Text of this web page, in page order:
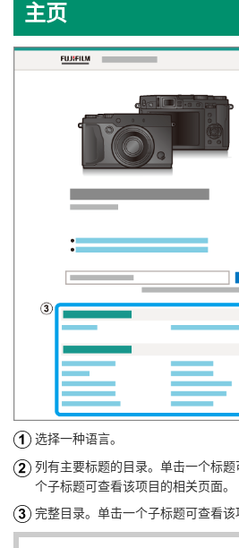
主页
选择一种语言。
列有主要标题的目录。单击一个标
个子标题可查看该项目的相关页面。
完整目录。单击一个子标题可查看该